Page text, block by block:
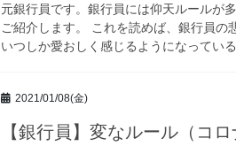
元銀行員です。銀行員には仰天ルールが
ご紹介します。 これを読めば、銀行員
いつしか愛おしく感じるようになってい
2021/01/08(金)
【銀行員】変なルール（コロ